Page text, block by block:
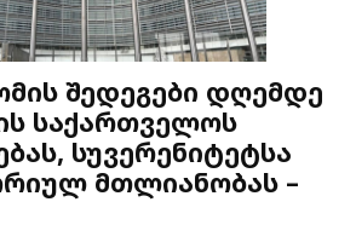
შედეგები დღემდე
საქართველოს
სუვერენიტეტსა
მთლიანობას –